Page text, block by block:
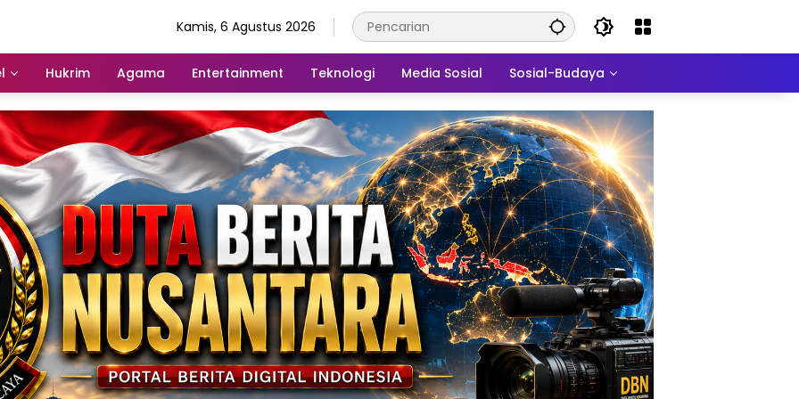
Kamis, 6 Agustus 2026
Hukrim Agama Entertainment Teknologi Media Sosial Sosial-Budaya